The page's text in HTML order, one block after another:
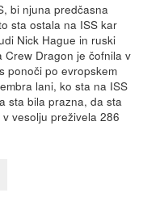
bi njuna predčasna
sta ostala na ISS kar
Nick Hague in ruski
Crew Dragon je čofnila v
ponoči po evropskem
lani, ko sta na ISS
sta bila prazna, da sta
vesolju preživela 286